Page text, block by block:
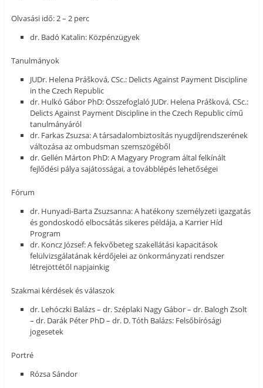
Olvasási idő: 2 – 2 perc
dr. Badó Katalin: Közpénzügyek
Tanulmányok
JUDr. Helena Prášková, CSc.: Delicts Against Payment Discipline
in the Czech Republic
dr. Hulkó Gábor PhD: Összefoglaló JUDr. Helena Prášková, CSc.:
Delicts Against Payment Discipline in the Czech Republic című
tanulmányáról
dr. Farkas Zsuzsa: A társadalombiztosítás nyugdíjrendszerének
változása az ombudsman szemszögéből
dr. Gellén Márton PhD: A Magyary Program által felkínált
fejlődési pálya sajátosságai, a továbblépés lehetőségei
Fórum
dr. Hunyadi-Barta Zsuzsanna: A hatékony személyzeti igazgatás
és gondoskodó elbocsátás sikeres példája, a Karrier Híd
Program
dr. Koncz József: A fekvőbeteg szakellátási kapacitások
felülvizsgálatának kérdőjelei az önkormányzati rendszer
létrejöttétől napjainkig
Szakmai kérdések és válaszok
dr. Lehóczki Balázs – dr. Széplaki Nagy Gábor – dr. Balogh Zsolt
– dr. Darák Péter PhD – dr. D. Tóth Balázs: Felsőbírósági
jogesetek
Portré
Rózsa Sándor